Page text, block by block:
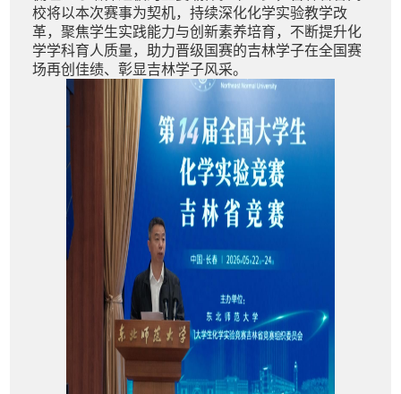
校将以本次赛事为契机，持续深化化学实验教学改
革，聚焦学生实践能力与创新素养培育，不断提升化
学学科育人质量，助力晋级国赛的吉林学子在全国赛
场再创佳绩、彰显吉林学子风采。